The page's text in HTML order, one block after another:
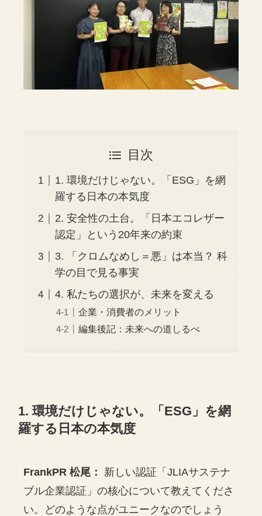
目次
1. 環境だけじゃない。「ESG」を網
羅する日本の本気度
2. 安全性の土台。「日本エコレザー
認定」という20年来の約束
3. 「クロムなめし＝悪」は本当？ 科
学の目で見る事実
4. 私たちの選択が、未来を変える
企業・消費者のメリット
編集後記：未来への道しるべ
1. 環境だけじゃない。「ESG」を網
羅する日本の本気度
FrankPR 松尾：
新しい認証「JLIAサステナ
ブル企業認証」の核心について教えてくださ
い。どのような点がユニークなのでしょう